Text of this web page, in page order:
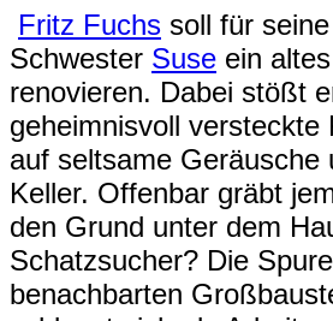
Fritz Fuchs soll für seine
Schwester Suse ein
renovieren. Dabei stößt
geheimnisvoll versteckte
auf seltsame Geräusche
Keller. Offenbar gräbt
den Grund unter dem
Schatzsucher? Die
benachbarten